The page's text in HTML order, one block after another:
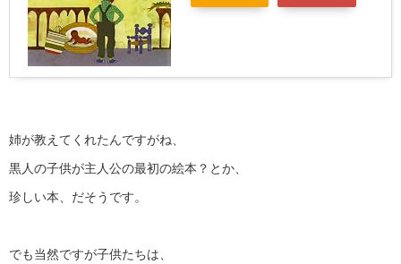
姉が教えてくれたんですがね、
黒人の子供が主人公の最初の絵本？とか、
珍しい本、だそうです。
でも当然ですが子供たちは、